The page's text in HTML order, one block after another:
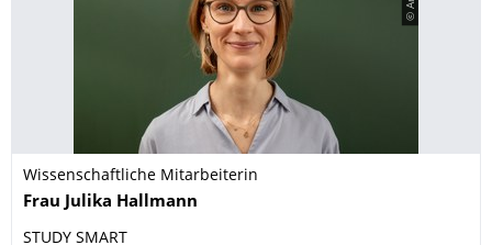
Wissenschaftliche Mitarbeiterin
Name
Frau Julika Hallmann
STUDY SMART